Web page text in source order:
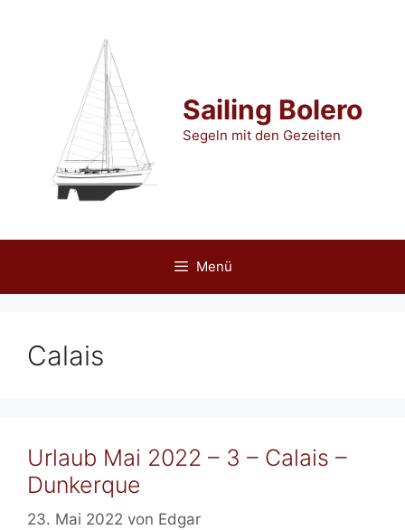
Sailing Bolero
Segeln mit den Gezeiten
Menü
Calais
Urlaub Mai 2022 – 3 – Calais –
Dunkerque
23. Mai 2022 von Edgar